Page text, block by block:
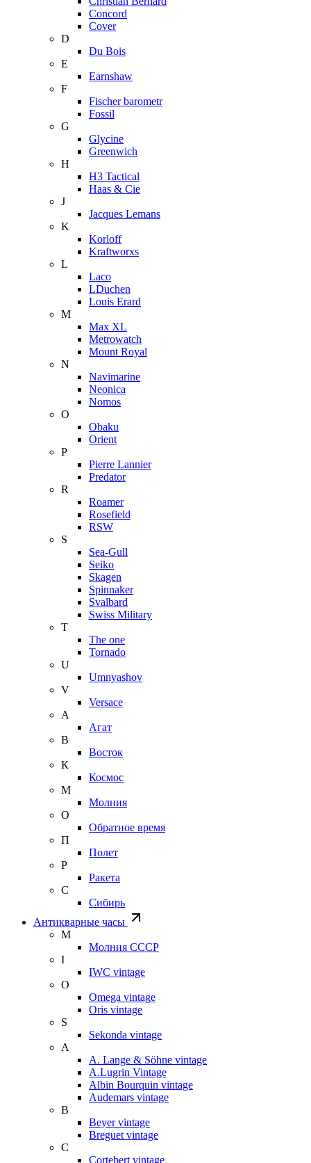
Concord
Cover
D
Du Bois
E
Earnshaw
F
Fischer barometr
Fossil
G
Glycine
Greenwich
H
H3 Tactical
Haas & Cie
J
Jacques Lemans
K
Korloff
Kraftworxs
L
Laco
LDuchen
Louis Erard
M
Max XL
Metrowatch
Mount Royal
N
Navimarine
Neonica
Nomos
O
Obaku
Orient
P
Pierre Lannier
Predator
R
Roamer
Rosefield
RSW
S
Sea-Gull
Seiko
Skagen
Spinnaker
Svalbard
Swiss Military
T
The one
Tornado
U
Umnyashov
V
Versace
А
Агат
В
Восток
К
Космос
М
Молния
О
Обратное время
П
Полет
Р
Ракета
С
Сибирь
Антикварные часы
М
Молния СССР
I
IWC vintage
O
Omega vintage
Oris vintage
S
Sekonda vintage
A
A. Lange & Söhne vintage
A.Lugrin Vintage
Albin Bourquin vintage
Audemars vintage
B
Beyer vintage
Breguet vintage
C
Cortebert vintage